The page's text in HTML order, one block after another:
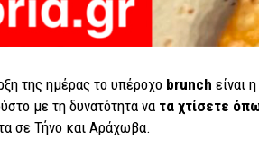
της ημέρας το υπέροχο brunch είναι
με τη δυνατότητα να τα χτίσετε
σε Τήνο και Αράχωβα.